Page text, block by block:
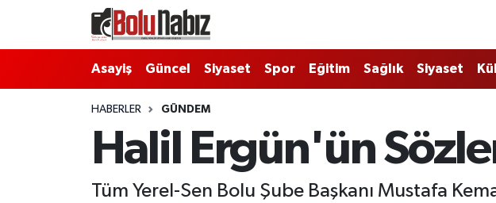
Asayiş Güncel Siyaset Spor Eğitim Sağlık Siyaset
HABERLER GÜNDEM
Halil Ergün'ün
Tüm Yerel-Sen Bolu Şube Başkanı Mustafa
Bolu Namaz Vakitleri
Bolu Trafik Yoğunluk Haritası